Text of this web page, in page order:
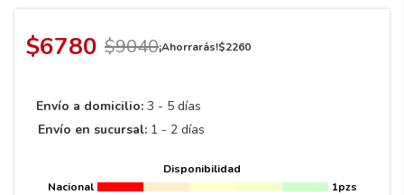
$6780 $9040¡Ahorrarás!$2260
Envío a domicilio: 3 - 5 días
Envío en sucursal: 1 - 2 días
Disponibilidad
Nacional
1pzs